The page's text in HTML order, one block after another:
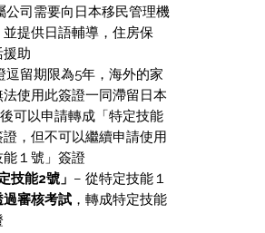
司需要向日本移民管理機
提供日語輔導，住房保
助
留期限為5年，海外的家
法使用此簽證一同滯留日本
可以申請轉成「特定技能
證，但不可以繼續申請使用
能１號」簽證
技能2號」 – 從特定技能１
過審核考試 ，轉成特定技能